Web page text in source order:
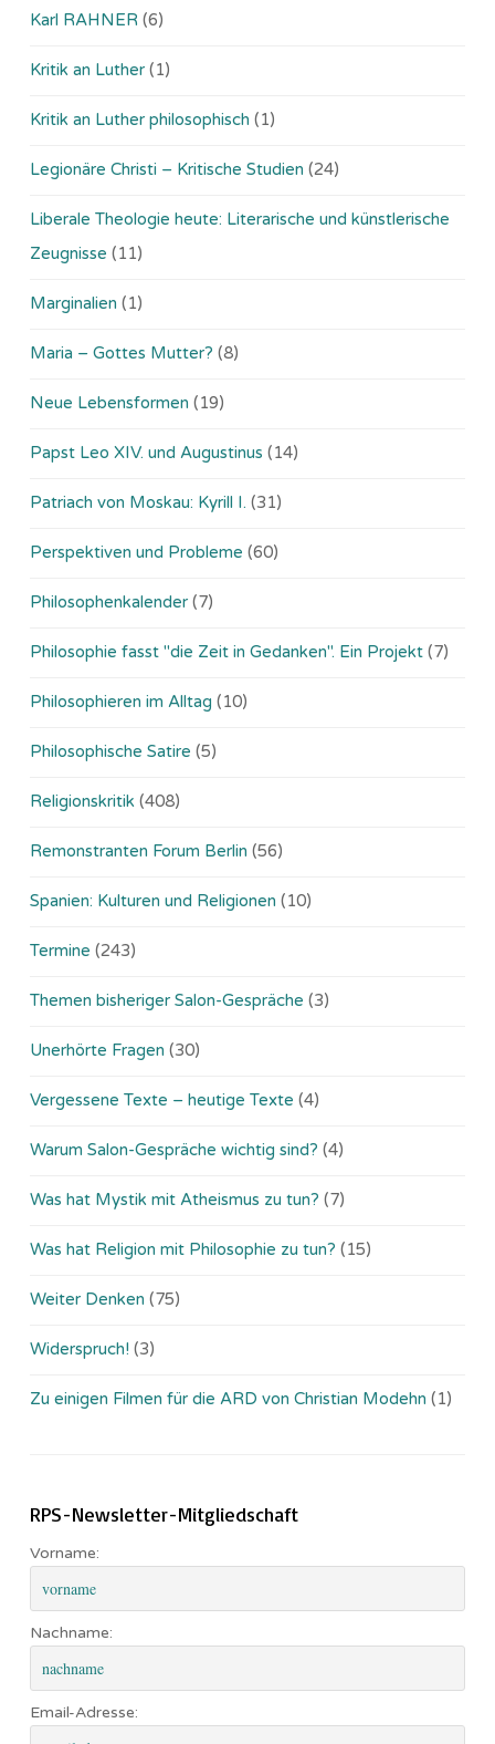
Karl RAHNER (6)
Kritik an Luther (1)
Kritik an Luther philosophisch (1)
Legionäre Christi – Kritische Studien (24)
Liberale Theologie heute: Literarische und künstlerische
Zeugnisse (11)
Marginalien (1)
Maria – Gottes Mutter? (8)
Neue Lebensformen (19)
Papst Leo XIV. und Augustinus (14)
Patriach von Moskau: Kyrill I. (31)
Perspektiven und Probleme (60)
Philosophenkalender (7)
Philosophie fasst "die Zeit in Gedanken". Ein Projekt (7)
Philosophieren im Alltag (10)
Philosophische Satire (5)
Religionskritik (408)
Remonstranten Forum Berlin (56)
Spanien: Kulturen und Religionen (10)
Termine (243)
Themen bisheriger Salon-Gespräche (3)
Unerhörte Fragen (30)
Vergessene Texte – heutige Texte (4)
Warum Salon-Gespräche wichtig sind? (4)
Was hat Mystik mit Atheismus zu tun? (7)
Was hat Religion mit Philosophie zu tun? (15)
Weiter Denken (75)
Widerspruch! (3)
Zu einigen Filmen für die ARD von Christian Modehn (1)
RPS-Newsletter-Mitgliedschaft
Vorname:
Nachname:
Email-Adresse: